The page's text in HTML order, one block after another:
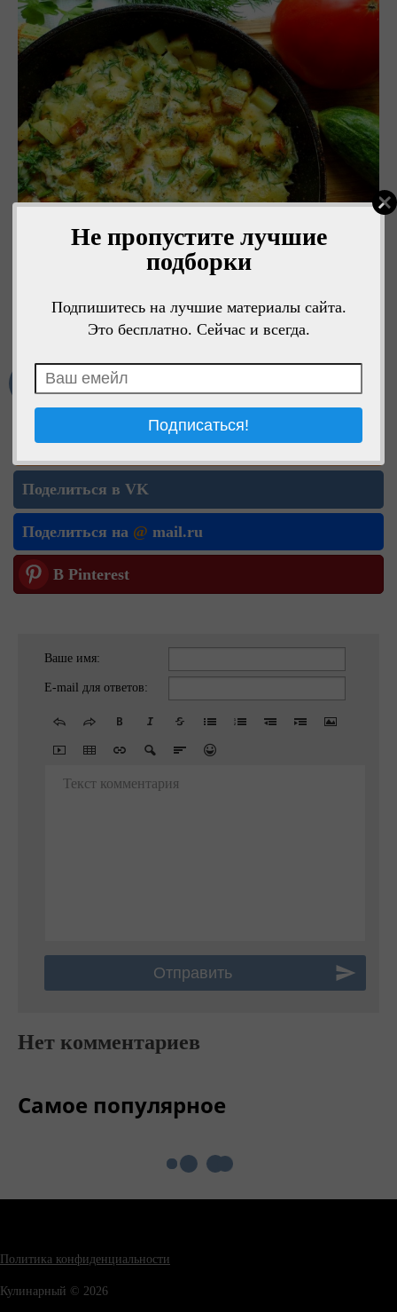
Не пропустите лучшие
подборки
Подпишитесь на лучшие материалы сайта.
Это бесплатно. Сейчас и всегда.
Мне нравится
Поделиться в ОК
Поделиться в VK
Поделиться на @ mail.ru
В Pinterest
Ваше имя:
E-mail для ответов:
Текст комментария
Нет комментариев
Самое популярное
Политика конфиденциальности
Кулинарный © 2026